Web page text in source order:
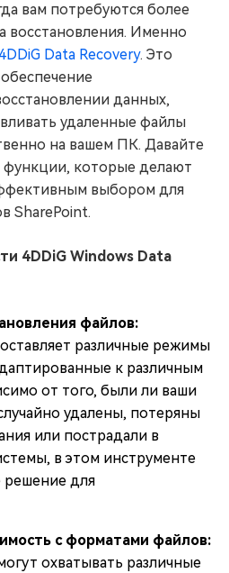
вам потребуются более
восстановления. Именно
4DDiG Data Recovery. Это
данных,
удаленные файлы
на вашем ПК. Давайте
которые делают
выбором для
SharePoint.
4DDiG Windows Data
файлов:
различные режимы
к различным
от того, были ли ваши
удалены, потеряны
или пострадали в
в этом инструменте
решение для
с форматами файлов:
охватывать различные